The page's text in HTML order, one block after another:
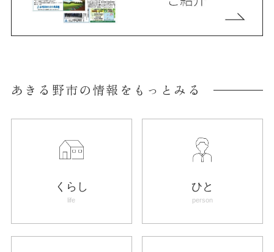
あきる野市の情報をもっとみる
くらし
life
ひと
person